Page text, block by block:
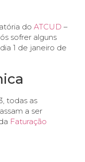
do ATCUD –
sofrer alguns
1 de janeiro de
todas as
a ser
Faturação